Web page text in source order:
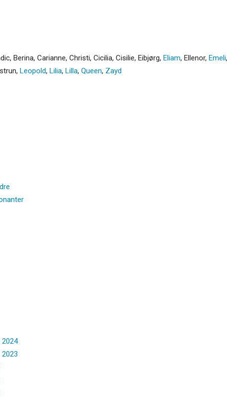
, Berina, Carianne, Christi, Cicilia, Cisilie, Eibjørg, Eliam, Ellenor, Emeli,
, Leopold, Lilia, Lilla, Queen, Zayd
2024